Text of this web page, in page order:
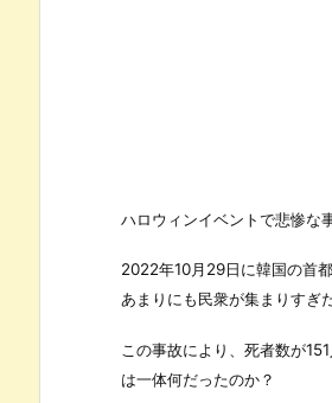
ハロウィンイベントで悲惨な
2022年10月29日に韓国の首
あまりにも民衆が集まりすぎ
この事故により、死者数が
は一体何だったのか？